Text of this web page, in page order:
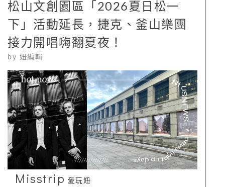
松山文創園區「2026夏日松一
下」活動延長，捷克、釜山樂團
接力開唱嗨翻夏夜！
by 妞編輯
Misstrip 愛玩妞